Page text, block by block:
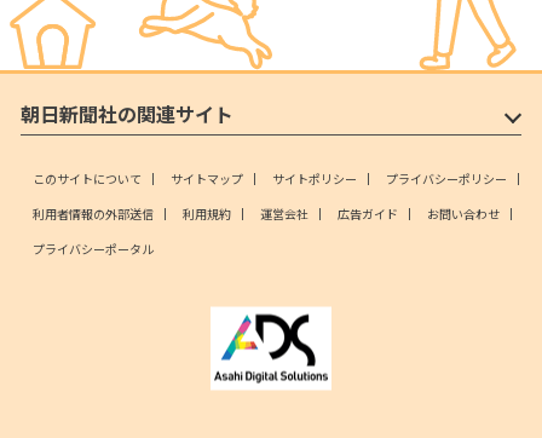
朝日新聞社の関連サイト
このサイトについて サイトマップ サイトポリシー
プライバシーポリシー
利用者情報の外部送信
利用規約 運営会社 広告ガイド
お問い合わせ
プライバシーポータル